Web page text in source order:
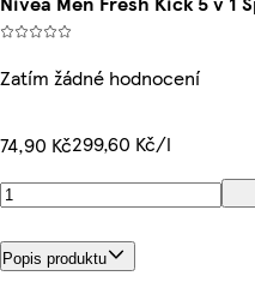
Zatím žádné hodnocení
74,90 Kč299,60 Kč/l
Popis produktu